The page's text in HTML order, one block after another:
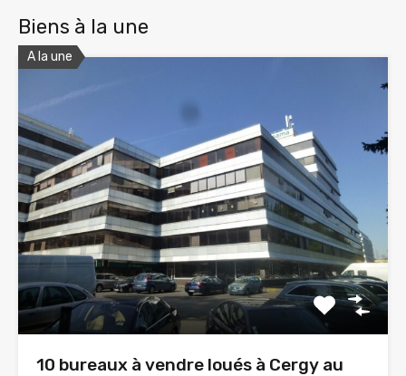
Biens à la une
A la une
10 bureaux à vendre loués à Cergy au